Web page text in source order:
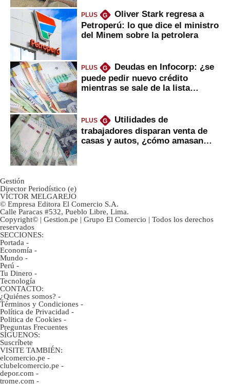
PLUS G
Oliver Stark regresa a
Petroperú: lo que dice el ministro
del Minem sobre la petrolera
PLUS G
Deudas en Infocorp: ¿se
puede pedir nuevo crédito
mientras se sale de la lista
PLUS G
Utilidades de
trabajadores disparan venta de
casas y autos, ¿cómo amasan
Gestión
Director Periodístico (e)
VÍCTOR MELGAREJO
© Empresa Editora El Comercio S.A.
Calle Paracas #532, Pueblo Libre, Lima.
Copyright© | Gestion.pe | Grupo El Comercio | Todos los derechos
reservados
SECCIONES:
Portada -
Economía -
Mundo -
Perú -
Tu Dinero -
Tecnología
CONTACTO:
¿Quiénes somos? -
Términos y Condiciones -
Política de Privacidad -
Politica de Cookies -
Preguntas Frecuentes
SÍGUENOS:
Suscríbete
VISITE TAMBIÉN:
elcomercio.pe -
clubelcomercio.pe -
depor.com -
trome.com -